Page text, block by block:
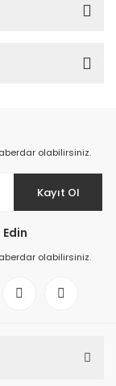
olabilirsiniz.
Kayıt Ol
olabilirsiniz.